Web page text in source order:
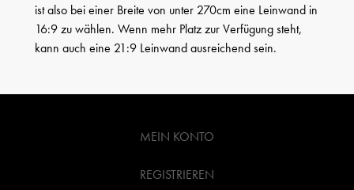
ist also bei einer Breite von unter 270cm eine Leinwand in
16:9 zu wählen. Wenn mehr Platz zur Verfügung steht,
kann auch eine 21:9 Leinwand ausreichend sein.
MEIN KONTO
REGISTRIEREN